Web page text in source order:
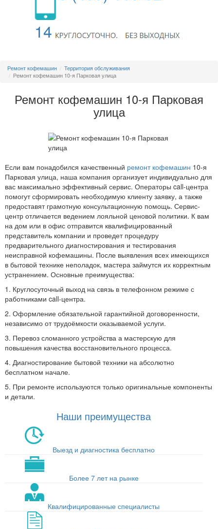
14
Ремонт кофемашин
Территория обслуживания
Ремонт кофемашин 10-я Парковая улица
Ремонт кофемашин 10-я Парковая
улица
Если вам понадобился качественный ремонт кофемашин 10-я
Парковая улица, наша компания организует индивидуально для
вас максимально эффективный сервис. Операторы call-центра
помогут сформировать необходимую клиенту заявку, а также
предоставят грамотную консультационную помощь. Сервис-
центр отличается ведением лояльной ценовой политики. К вам
на дом или в офис отправится квалифицированный
представитель компании и проведет процедуру
предварительного диагностирования и тестирования
неисправной кофемашины. После выявления всех имеющихся
в бытовой технике неполадок, мастера займутся их корректным
устранением. Основные преимущества:
1. Круглосуточный выход на связь в телефонном режиме с
работниками call-центра.
2. Оформление обязательной гарантийной договоренности,
независимо от трудоёмкости оказываемой услуги.
3. Перевоз сломанного устройства а мастерскую для
повышения качества восстановительного процесса.
4. Диагностирование бытовой техники на абсолютно
бесплатном начале.
5. При ремонте используются только оригинальные компоненты
и детали.
Наши преимущества
Выезд и диагностика бесплатно
Более 7 лет на рынке
Квалифицированные специалисты